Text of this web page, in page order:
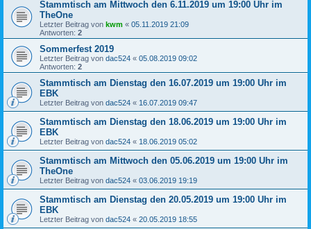
Stammtisch am Mittwoch den 6.11.2019 um 19:00 Uhr im
TheOne
Letzter Beitrag von kwm « 05.11.2019 21:09
Antworten: 2
Sommerfest 2019
Letzter Beitrag von dac524 « 05.08.2019 09:02
Antworten: 2
Stammtisch am Dienstag den 16.07.2019 um 19:00 Uhr im
EBK
Letzter Beitrag von dac524 « 16.07.2019 09:47
Stammtisch am Dienstag den 18.06.2019 um 19:00 Uhr im
EBK
Letzter Beitrag von dac524 « 18.06.2019 05:02
Stammtisch am Mittwoch den 05.06.2019 um 19:00 Uhr im
TheOne
Letzter Beitrag von dac524 « 03.06.2019 19:19
Stammtisch am Dienstag den 20.05.2019 um 19:00 Uhr im
EBK
Letzter Beitrag von dac524 « 20.05.2019 18:55